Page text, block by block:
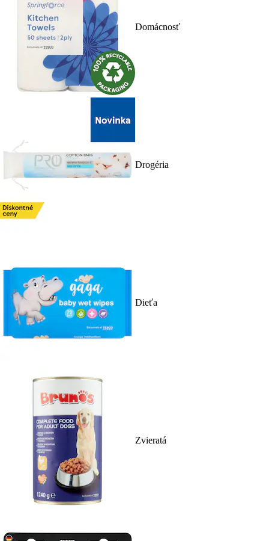
Domácnosť
Drogéria
Dieťa
Zvieratá